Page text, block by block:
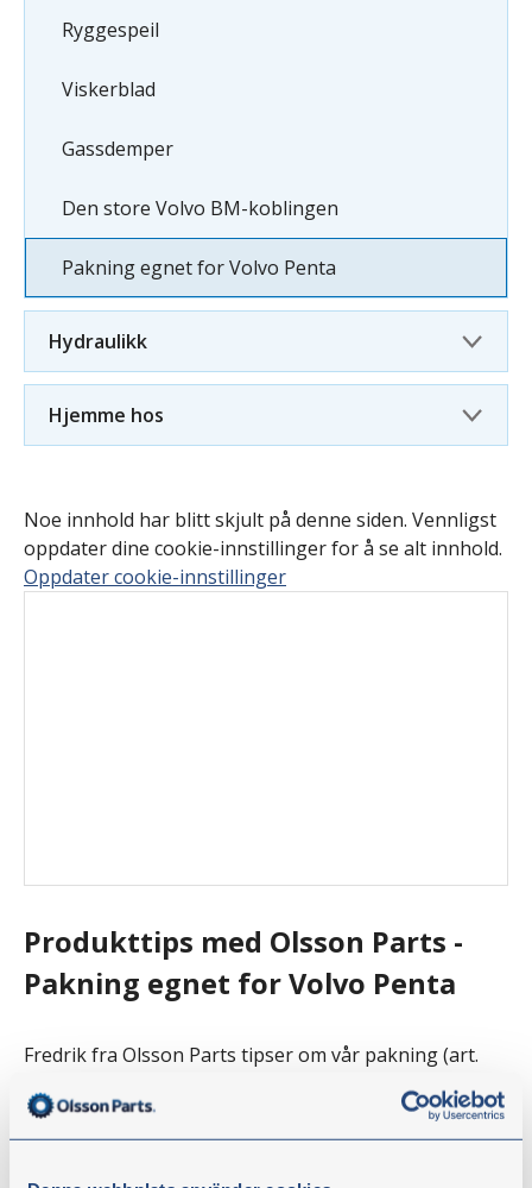
Ryggespeil
Viskerblad
Gassdemper
Den store Volvo BM-koblingen
Pakning egnet for Volvo Penta
Hydraulikk
Hjemme hos
Noe innhold har blitt skjult på denne siden. Vennligst
oppdater dine cookie-innstillinger for å se alt innhold.
Oppdater cookie-innstillinger
Produkttips med Olsson Parts -
Pakning egnet for Volvo Penta
Fredrik fra Olsson Parts tipser om vår pakning (art.
114113). For deg som vil unngå å bruke silikon.
Ikke gå glipp av noe! Følg @olssonparts også